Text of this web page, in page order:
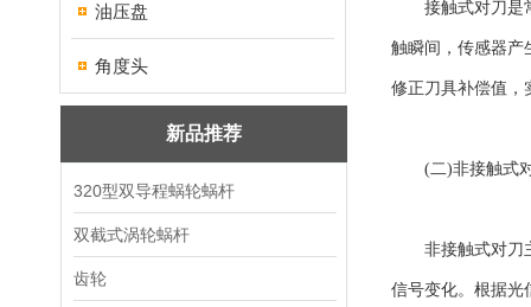
油压盘
角度头
新品推荐
320型双导程蜗轮蜗杆
双截式涡轮蜗杆
齿轮
接触式对刀是常
触瞬间，传感器产
修正刀具补偿值，
(二)非接触式
非接触式对刀主
信号变化。根据光